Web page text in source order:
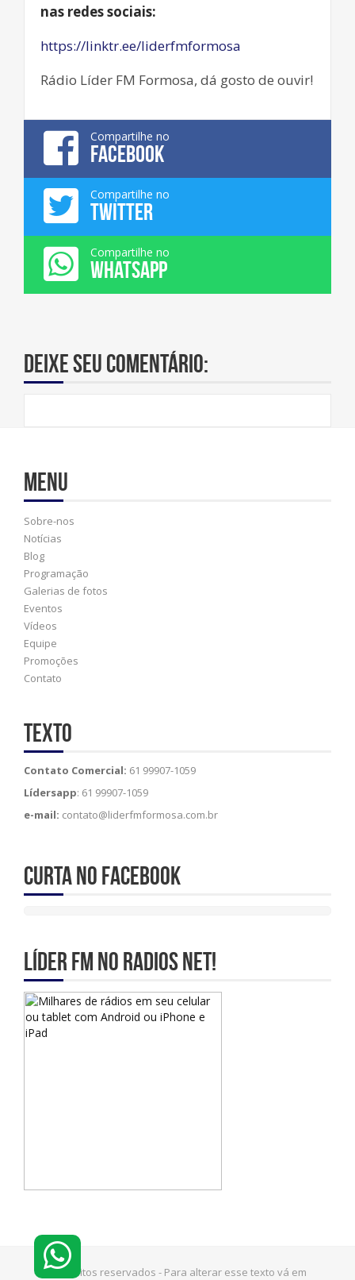
nas redes sociais:
https://linktr.ee/liderfmformosa
Rádio Líder FM Formosa, dá gosto de ouvir!
Compartilhe no
FACEBOOK
Compartilhe no
TWITTER
Compartilhe no
WHATSAPP
Deixe seu comentário:
Menu
Sobre-nos
Notícias
Blog
Programação
Galerias de fotos
Eventos
Vídeos
Equipe
Promoções
Contato
Texto
Contato Comercial: 61 99907-1059
Lídersapp: 61 99907-1059
e-mail: contato@liderfmformosa.com.br
Curta no Facebook
Líder Fm no Radios Net!
© Direitos reservados - Para alterar esse texto vá em